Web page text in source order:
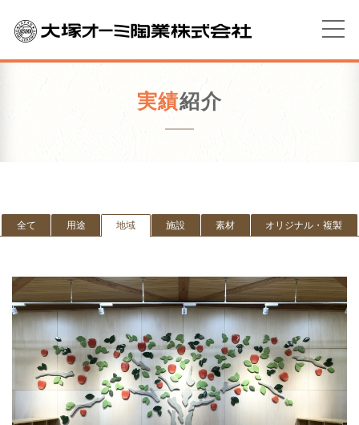
実績紹介
全て 用途 地域 施設 素材 オリジナル・複製